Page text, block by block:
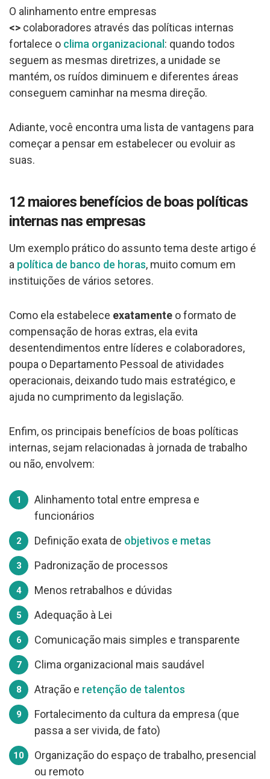
O alinhamento entre empresas
<> colaboradores através das políticas internas
fortalece o clima organizacional: quando todos
seguem as mesmas diretrizes, a unidade se
mantém, os ruídos diminuem e diferentes áreas
conseguem caminhar na mesma direção.
Adiante, você encontra uma lista de vantagens para
começar a pensar em estabelecer ou evoluir as
suas.
12 maiores benefícios de boas políticas
internas nas empresas
Um exemplo prático do assunto tema deste artigo é
a política de banco de horas, muito comum em
instituições de vários setores.
Como ela estabelece exatamente o formato de
compensação de horas extras, ela evita
desentendimentos entre líderes e colaboradores,
poupa o Departamento Pessoal de atividades
operacionais, deixando tudo mais estratégico, e
ajuda no cumprimento da legislação.
Enfim, os principais benefícios de boas políticas
internas, sejam relacionadas à jornada de trabalho
ou não, envolvem:
Alinhamento total entre empresa e
funcionários
Definição exata de objetivos e metas
Padronização de processos
Menos retrabalhos e dúvidas
Adequação à Lei
Comunicação mais simples e transparente
Clima organizacional mais saudável
Atração e retenção de talentos
Fortalecimento da cultura da empresa (que
passa a ser vivida, de fato)
Organização do espaço de trabalho, presencial
ou remoto